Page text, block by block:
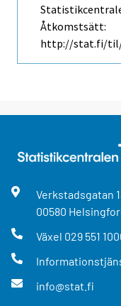
Åtkomstsätt:
http://stat.fi/til/
Verkstadsgatan
00580
Växel 029 551
info@stat.fi